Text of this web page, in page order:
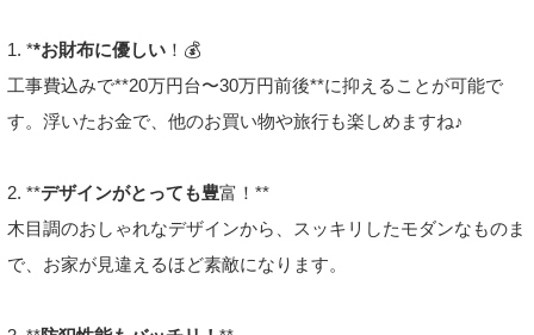
1. **お財布に優しい ！💰
工事費込みで**20万円台〜30万円前後**に抑えることが可能で
す。浮いたお金で、他のお買い物や旅行も楽しめますね♪
2. **デザインがとっても豊富！**
木目調のおしゃれなデザインから、スッキリしたモダンなものま
で、お家が見違えるほど素敵になります。